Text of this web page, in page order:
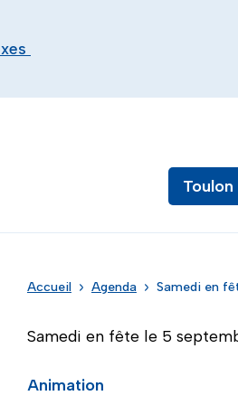
Accueil Agenda Samedi en
Samedi en fête le 5
Animation